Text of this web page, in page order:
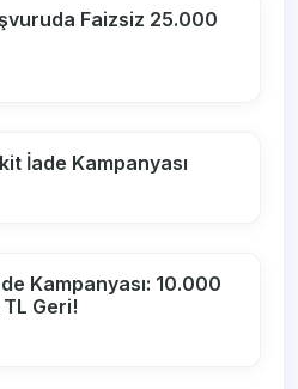
Faizsiz 25.000
İade Kampanyası
Kampanyası: 10.000
Geri!